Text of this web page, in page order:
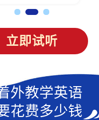
立即试听
外教学英语
花费多少钱